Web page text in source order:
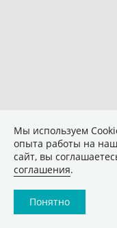
Мы используем
опыта работы на
сайт, вы
соглашения.
Понятно